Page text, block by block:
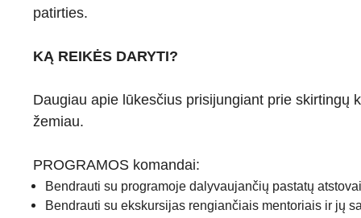
patirties.
KĄ REIKĖS DARYTI?
Daugiau apie lūkesčius prisijungiant prie skirtingų
žemiau.
PROGRAMOS komandai:
Bendrauti su programoje dalyvaujančių pastatų
Bendrauti su ekskursijas rengiančiais mentoriais ir jų